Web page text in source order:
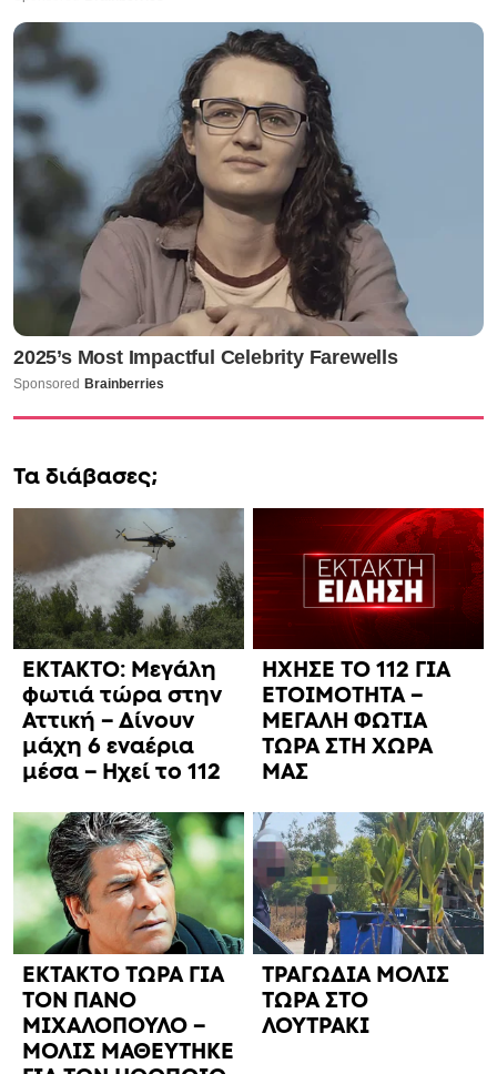
Τα διάβασες;
ΕΚΤΑΚΤΟ: Μεγάλη
φωτιά τώρα στην
Αττική – Δίνουν
μάχη 6 εναέρια
μέσα – Ηχεί το 112
ΗΧΗΣΕ ΤΟ 112 ΓΙΑ
ΕΤΟΙΜΟΤΗΤΑ –
ΜΕΓΑΛΗ ΦΩΤΙΑ
ΤΩΡΑ ΣΤΗ ΧΩΡΑ
ΜΑΣ
ΕΚΤΑΚΤΟ ΤΩΡΑ ΓΙΑ
ΤΟΝ ΠΑΝΟ
ΜΙΧΑΛΟΠΟΥΛΟ –
ΜΟΛΙΣ ΜΑΘΕΥΤΗΚΕ
ΤΡΑΓΩΔΙΑ ΜΟΛΙΣ
ΤΩΡΑ ΣΤΟ
ΛΟΥΤΡΑΚΙ